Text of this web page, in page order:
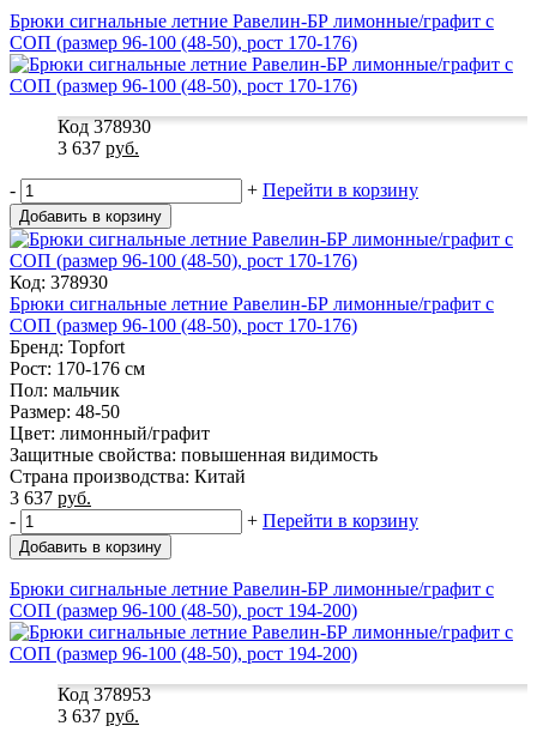
Брюки сигнальные летние Равелин-БР лимонные/графит с
СОП (размер 96-100 (48-50), рост 170-176)
Код 378930
3 637 руб.
- + Перейти в корзину
Добавить в корзину
Код: 378930
Брюки сигнальные летние Равелин-БР лимонные/графит с
СОП (размер 96-100 (48-50), рост 170-176)
Бренд: Topfort
Рост: 170-176 см
Пол: мальчик
Размер: 48-50
Цвет: лимонный/графит
Защитные свойства: повышенная видимость
Страна производства: Китай
3 637 руб.
-
+ Перейти в корзину
Добавить в корзину
Брюки сигнальные летние Равелин-БР лимонные/графит с
СОП (размер 96-100 (48-50), рост 194-200)
Код 378953
3 637 руб.